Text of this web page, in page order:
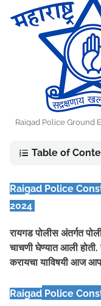
Raigad Police Ground
Table of
Raigad Police
2024
रायगड पोलीस अंतर्गत
चाचणी घेण्यात आली
करायचा याविषयी आज
Raigad Police